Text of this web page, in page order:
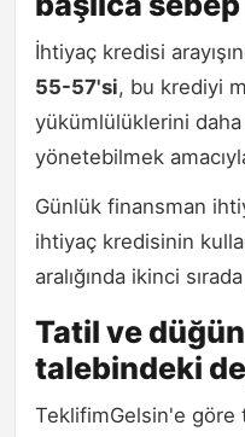
İhtiyaç kredisi
55-57'si, bu krediyi
yükümlülüklerini
yönetebilmek
Günlük finansman
ihtiyaç kredisinin
aralığında ikinci
Tatil ve
talebindeki
TeklifimGelsin'e göre